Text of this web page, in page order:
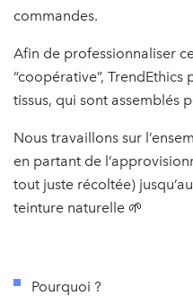
commandes.
Afin de professionnaliser
“coopérative”,
tissus, qui sont assemblés
Nous travaillons sur
en partant de
tout juste récoltée)
teinture naturelle 🌱
Pourquoi ?